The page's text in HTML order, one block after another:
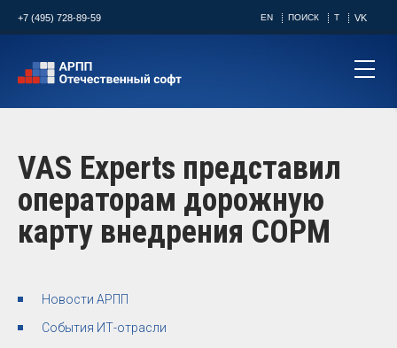
+7 (495) 728-89-59 EN ПОИСК T VK
VAS Experts представил
операторам дорожную
карту внедрения СОРМ
Новости АРПП
События ИТ-отрасли